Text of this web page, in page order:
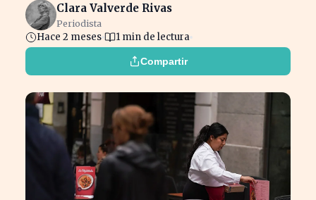
Clara Valverde Rivas
Periodista
Hace 2 meses 1 min de lectura
Compartir